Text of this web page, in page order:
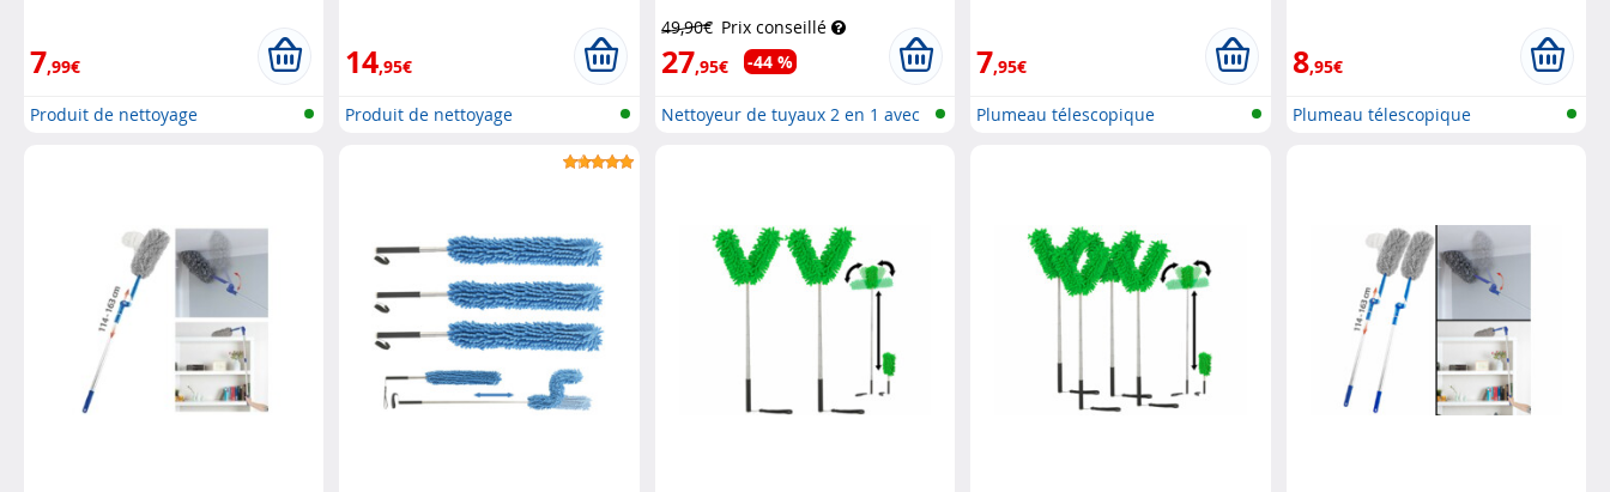
7,99€
Produit de nettoyage
14,95€
Produit de nettoyage
et mandrin pour perceuse
49,90€ Prix conseillé
27,95€ -44 %
Nettoyeur de tuyaux 2 en 1 avec
7,95€
Plumeau télescopique
8,95€
Plumeau télescopique